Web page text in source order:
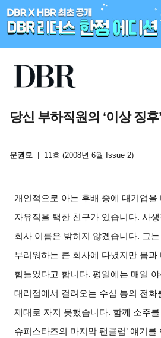
당신 부하직원의 ‘이상 징후
문권모 11호 (2008년 6월 Issue 2)
개인적으로 아는 후배 중에 대기업을
자유직을 택한 친구가 있습니다. 사
회사 이름은 밝히지 않겠습니다. 그
부러워하는 큰 회사에 다녔지만 몸과
힘들었다고 합니다. 평일에는 매일
대리점에서 걸려오는 수십 통의 전화
제대로 자지 못했습니다. 함께 소주를
슈퍼스타즈의 마지막 팬클럽’ 얘기를